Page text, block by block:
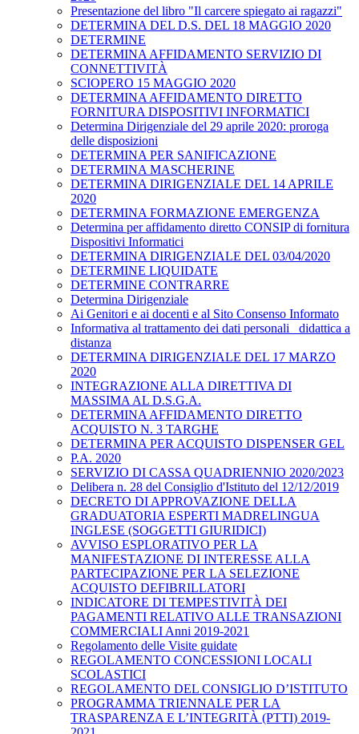
Presentazione del libro "Il carcere spiegato ai ragazzi"
DETERMINA DEL D.S. DEL 18 MAGGIO 2020
DETERMINE
DETERMINA AFFIDAMENTO SERVIZIO DI
CONNETTIVITÀ
SCIOPERO 15 MAGGIO 2020
DETERMINA AFFIDAMENTO DIRETTO
FORNITURA DISPOSITIVI INFORMATICI
Determina Dirigenziale del 29 aprile 2020: proroga
delle disposizioni
DETERMINA PER SANIFICAZIONE
DETERMINA MASCHERINE
DETERMINA DIRIGENZIALE DEL 14 APRILE
2020
DETERMINA FORMAZIONE EMERGENZA
Determina per affidamento diretto CONSIP di fornitura
Dispositivi Informatici
DETERMINA DIRIGENZIALE DEL 03/04/2020
DETERMINE LIQUIDATE
DETERMINE CONTRARRE
Determina Dirigenziale
Ai Genitori e ai docenti e al Sito Consenso Informato
Informativa al trattamento dei dati personali _didattica a
distanza
DETERMINA DIRIGENZIALE DEL 17 MARZO
2020
INTEGRAZIONE ALLA DIRETTIVA DI
MASSIMA AL D.S.G.A.
DETERMINA AFFIDAMENTO DIRETTO
ACQUISTO N. 3 TARGHE
DETERMINA PER ACQUISTO DISPENSER GEL
P.A. 2020
SERVIZIO DI CASSA QUADRIENNIO 2020/2023
Delibera n. 28 del Consiglio d'Istituto del 12/12/2019
DECRETO DI APPROVAZIONE DELLA
GRADUATORIA ESPERTI MADRELINGUA
INGLESE (SOGGETTI GIURIDICI)
AVVISO ESPLORATIVO PER LA
MANIFESTAZIONE DI INTERESSE ALLA
PARTECIPAZIONE PER LA SELEZIONE
ACQUISTO DEFIBRILLATORI
INDICATORE DI TEMPESTIVITÀ DEI
PAGAMENTI RELATIVO ALLE TRANSAZIONI
COMMERCIALI Anni 2019-2021
Regolamento delle Visite guidate
REGOLAMENTO CONCESSIONI LOCALI
SCOLASTICI
REGOLAMENTO DEL CONSIGLIO D’ISTITUTO
PROGRAMMA TRIENNALE PER LA
TRASPARENZA E L’INTEGRITÀ (PTTI) 2019-